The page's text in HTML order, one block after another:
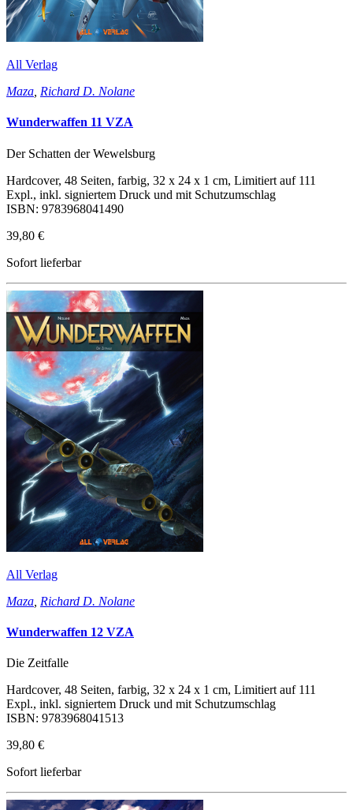
All Verlag
Maza Richard D. Nolane
Wunderwaffen 11 VZA
Der Schatten der Wewelsburg
Hardcover, 48 Seiten, farbig, 32 x 24 x 1 cm, Limitiert auf 111
Expl., inkl. signiertem Druck und mit Schutzumschlag
ISBN: 9783968041490
39,80 €
Sofort lieferbar
All Verlag
Maza Richard D. Nolane
Wunderwaffen 12 VZA
Die Zeitfalle
Hardcover, 48 Seiten, farbig, 32 x 24 x 1 cm, Limitiert auf 111
Expl., inkl. signiertem Druck und mit Schutzumschlag
ISBN: 9783968041513
39,80 €
Sofort lieferbar